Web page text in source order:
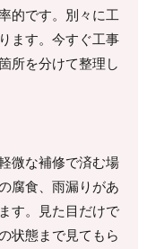
的です。別々に工
ます。今すぐ工事
所を分けて整理し
微な補修で済む場
腐食、雨漏りがあ
す。見た目だけで
状態まで見てもら